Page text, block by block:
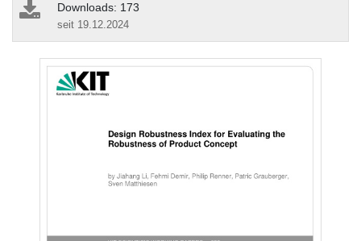
Downloads: 173
seit 19.12.2024